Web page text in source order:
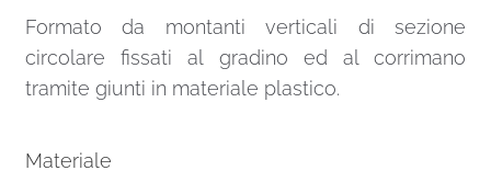
Formato da montanti verticali di sezione
circolare fissati al gradino ed al corrimano
tramite giunti in materiale plastico.
Materiale